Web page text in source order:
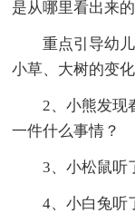
是从哪里看出来的
重点引导幼
小草、大树的变化
2、小熊发现
一件什么事情？
3、小松鼠听
4、小白兔听